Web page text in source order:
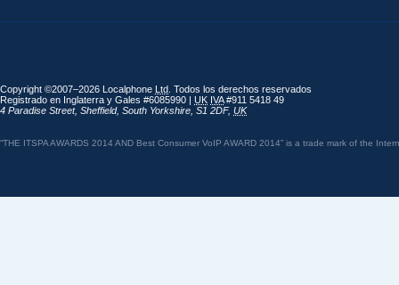
Copyright ©2007–2026 Localphone Ltd . Todos los derechos reservados
Registrado en Inglaterra y Gales #6085990 | UK IVA#911 5418 49
4 Paradise Street, Sheffield, South Yorkshire S1 2DF, UK
“THE ITSPA AWARDS 2014 AND Best Consumer VoIP AWARD 2014” is a trade mark of the